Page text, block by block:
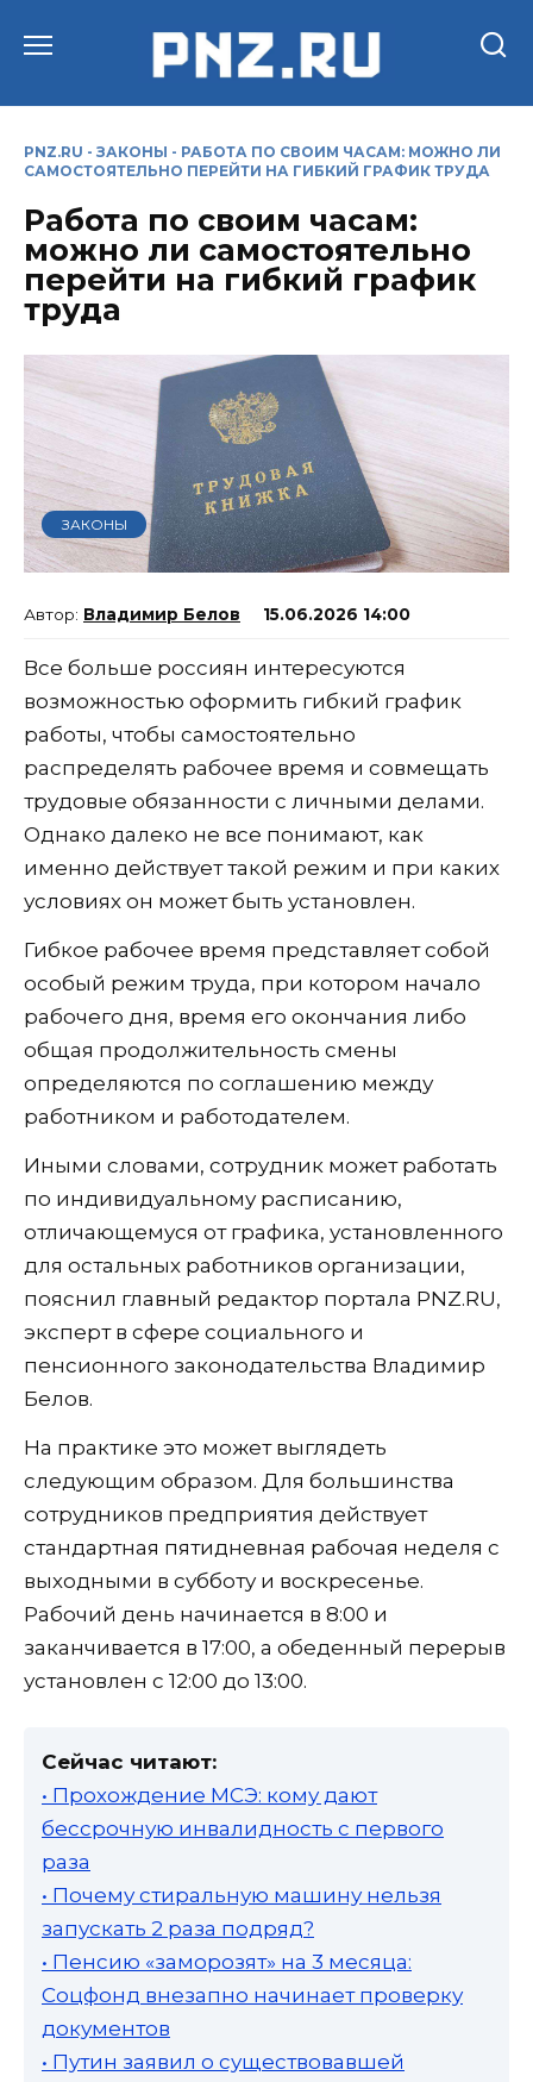
PNZ.RU - ЗАКОНЫ - РАБОТА ПО СВОИМ ЧАСАМ: МОЖНО ЛИ
САМОСТОЯТЕЛЬНО ПЕРЕЙТИ НА ГИБКИЙ ГРАФИК ТРУДА
Работа по своим часам:
можно ли самостоятельно
перейти на гибкий график
труда
ЗАКОНЫ
Владимир Белов 15.06.2026 14:00
Все больше россиян интересуются
возможностью оформить гибкий график
работы, чтобы самостоятельно
распределять рабочее время и совмещать
трудовые обязанности с личными делами.
Однако далеко не все понимают, как
именно действует такой режим и при каких
условиях он может быть установлен.
Гибкое рабочее время представляет собой
особый режим труда, при котором начало
рабочего дня, время его окончания либо
общая продолжительность смены
определяются по соглашению между
работником и работодателем.
Иными словами, сотрудник может работать
по индивидуальному расписанию,
отличающемуся от графика, установленного
для остальных работников организации,
пояснил главный редактор портала PNZ.RU,
эксперт в сфере социального и
пенсионного законодательства Владимир
Белов.
На практике это может выглядеть
следующим образом. Для большинства
сотрудников предприятия действует
стандартная пятидневная рабочая неделя с
выходными в субботу и воскресенье.
Рабочий день начинается в 8:00 и
заканчивается в 17:00, а обеденный перерыв
установлен с 12:00 до 13:00.
Сейчас читают:
• Прохождение МСЭ: кому дают
бессрочную инвалидность с первого
раза
• Почему стиральную машину нельзя
запускать 2 раза подряд?
• Пенсию «заморозят» на 3 месяца:
Соцфонд внезапно начинает проверку
документов
• Путин заявил о существовавшей